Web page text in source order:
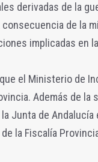
derivadas de la
de la
implicadas en
el Ministerio de
Además de la
Junta de Andalucía
la Fiscalía